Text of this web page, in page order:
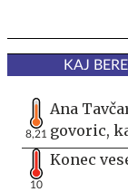
KAJ
8,21
Ana
govoric,
10
Konec